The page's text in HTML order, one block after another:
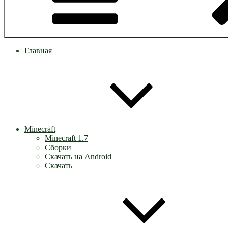
Главная
Minecraft
Minecraft 1.7
Сборки
Скачать на Android
Скачать